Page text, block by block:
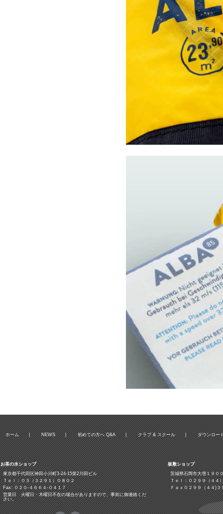
ホーム | NEWS | 初めての方へ Q&A | クラブ & スクール | ダウンロー
お茶の水ショップ
東京都千代田区神田小川町3‐24‐15第2川田ビル
Ｔｅｌ：０３（３２９１）０８０２
Fax: ０２０-４６６４-０４１７
営業日 火曜日・木曜日不在の場合がありますので、事前に御連絡くだ
さい。
板敷ショップ
茨城県石岡市大増１９０
Ｔｅｌ：０２９９（４４
Ｆａｘ０２９９（４４)３